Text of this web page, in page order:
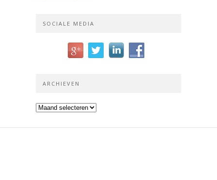
SOCIALE MEDIA
ARCHIEVEN
Archieven